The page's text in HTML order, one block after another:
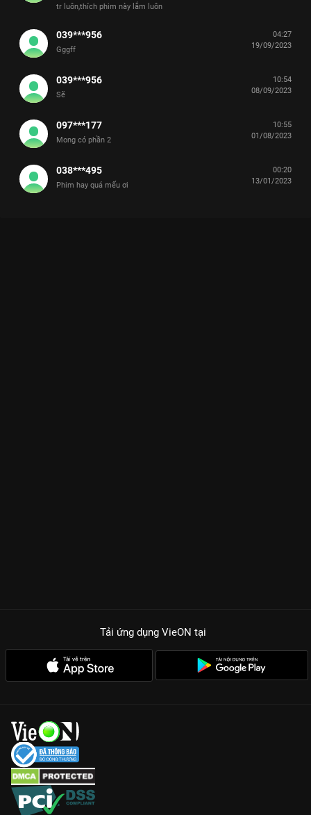
tr luôn,thích phim này lắm luôn
039***956
Gggff
04:27
19/09/2023
039***956
Sẽ
10:54
08/09/2023
097***177
Mong có phần 2
10:55
01/08/2023
038***495
Phim hay quá mếu ơi
00:20
13/01/2023
Tải ứng dụng VieON tại